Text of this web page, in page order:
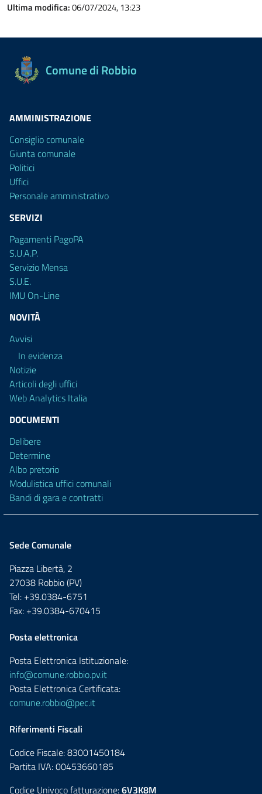
Ultima modifica:06/07/2024, 13:23
Comune di Robbio
AMMINISTRAZIONE
Consiglio comunale
Giunta comunale
Politici
Uffici
Personale amministrativo
SERVIZI
Pagamenti PagoPA
S.U.A.P.
Servizio Mensa
S.U.E.
IMU On-Line
NOVITÀ
Avvisi
In evidenza
Notizie
Articoli degli uffici
Web Analytics Italia
DOCUMENTI
Delibere
Determine
Albo pretorio
Modulistica uffici comunali
Bandi di gara e contratti
Sede Comunale
Piazza Libertà, 2
27038 Robbio (PV)
Tel: +39.0384-6751
Fax: +39.0384-670415
Posta elettronica
Posta Elettronica Istituzionale:
info@comune.robbio.pv.it
Posta Elettronica Certificata:
comune.robbio@pec.it
Riferimenti Fiscali
Codice Fiscale: 83001450184
Partita IVA: 00453660185
Codice Univoco fatturazione:6V3K8M